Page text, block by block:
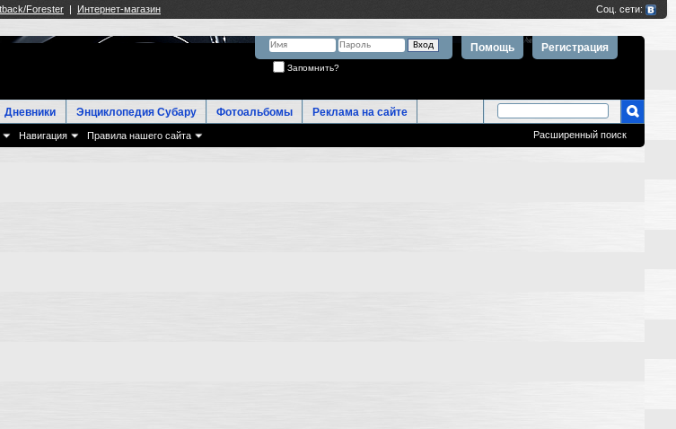
Регистрация
Помощь
Запомнить?
Навигация Правила нашего сайта
Дневники Энциклопедия Субару Фотоальбомы Реклама на сайте
Расширенный поиск